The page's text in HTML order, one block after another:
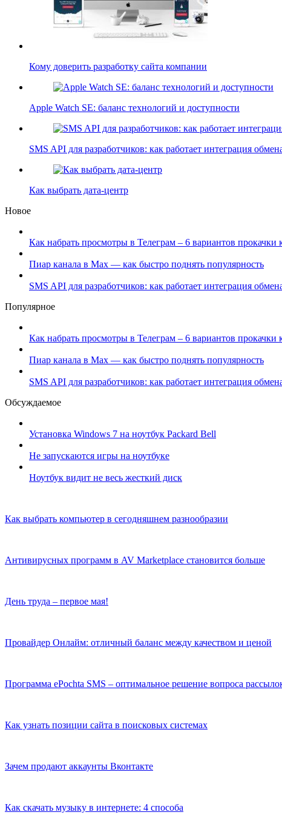
Кому доверить разработку сайта компании
Apple Watch SE: баланс технологий и доступности
SMS API для разработчиков: как работает интеграция
Как выбрать дата-центр
Новое
Как набрать просмотры в Телеграм – 6 вариантов прокачки
Пиар канала в Max — как быстро поднять популярность
SMS API для разработчиков: как работает интеграция
Популярное
Как набрать просмотры в Телеграм – 6 вариантов прокачки
Пиар канала в Max — как быстро поднять популярность
SMS API для разработчиков: как работает интеграция
Обсуждаемое
Установка Windows 7 на ноутбук Packard Bell
Не запускаются игры на ноутбуке
Ноутбук видит не весь жесткий диск
Как выбрать компьютер в сегодняшнем разнообразии
Антивирусных программ в AV Marketplace становится больше
День труда – первое мая!
Провайдер Онлайм: отличный баланс между качеством и ценой
Программа ePochta SMS – оптимальное решение вопроса
Как узнать позиции сайта в поисковых системах
Зачем продают аккаунты Вконтакте
Как скачать музыку в интернете: 4 способа